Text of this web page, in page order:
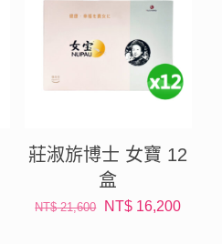
莊淑旂博士 女寶 12
盒
NT$21,600
原
NT$ 16,200目